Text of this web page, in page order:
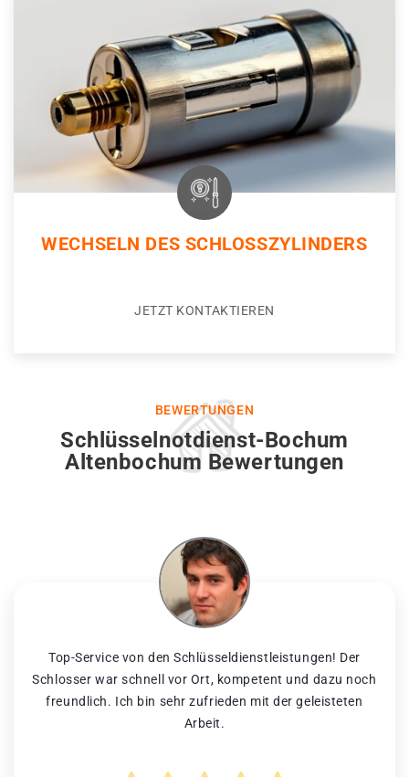
WECHSELN DES SCHLOSSZYLINDERS
JETZT KONTAKTIEREN
BEWERTUNGEN
Schlüsselnotdienst-Bochum
Altenbochum Bewertungen
Top-Service von den Schlüsseldienstleistungen! Der
Schlosser war schnell vor Ort, kompetent und dazu noch
freundlich. Ich bin sehr zufrieden mit der geleisteten
Arbeit.